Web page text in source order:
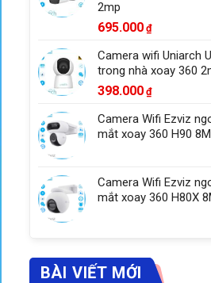
2mp
695.000 ₫
Camera wifi Uniarch
trong nhà xoay 360
398.000 ₫
Camera Wifi Ezviz
mắt xoay 360 H90
Camera Wifi Ezviz
mắt xoay 360 H80X
BÀI VIẾT MỚI